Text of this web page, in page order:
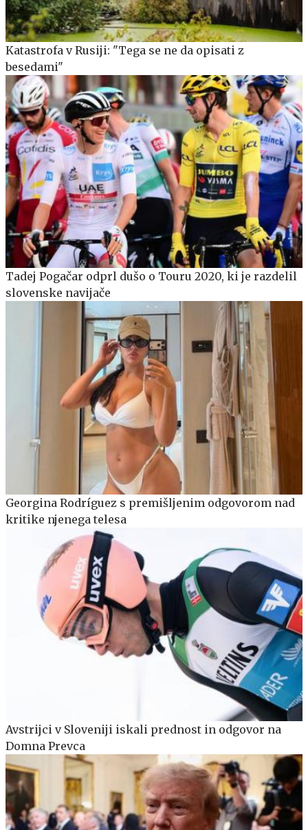
Katastrofa v Rusiji: "Tega se ne da opisati z
besedami"
Tadej Pogačar odprl dušo o Touru 2020, ki je razdelil
slovenske navijače
Georgina Rodríguez s premišljenim odgovorom nad
kritike njenega telesa
Avstrijci v Sloveniji iskali prednost in odgovor na
Domna Prevca